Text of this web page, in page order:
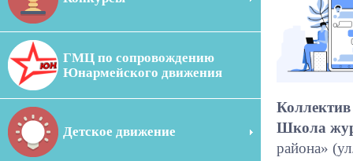
ГМЦ по сопровождению
Юнармейского движения
Детское движение
Школа
района»